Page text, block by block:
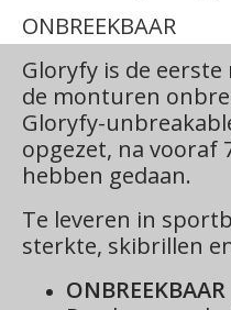
ONBREEKBAAR
Gloryfy is de
de monturen
Gloryfy-
opgezet, na vooraf
hebben gedaan.
Te leveren in
sterkte, skibrillen
ONBREEKBAAR